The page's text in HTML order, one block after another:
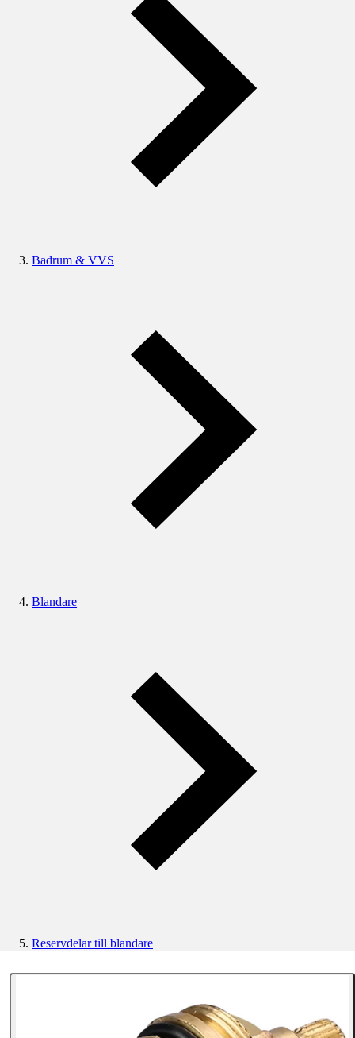
Badrum & VVS
Blandare
Reservdelar till blandare